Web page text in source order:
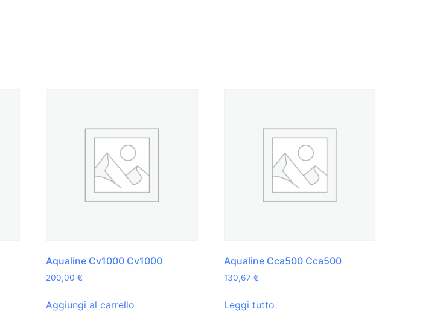
Aqualine Cv1000 Cv1000
200,00€
Aggiungi al carrello
Aqualine Cca500 Cca500
130,67€
Leggi tutto